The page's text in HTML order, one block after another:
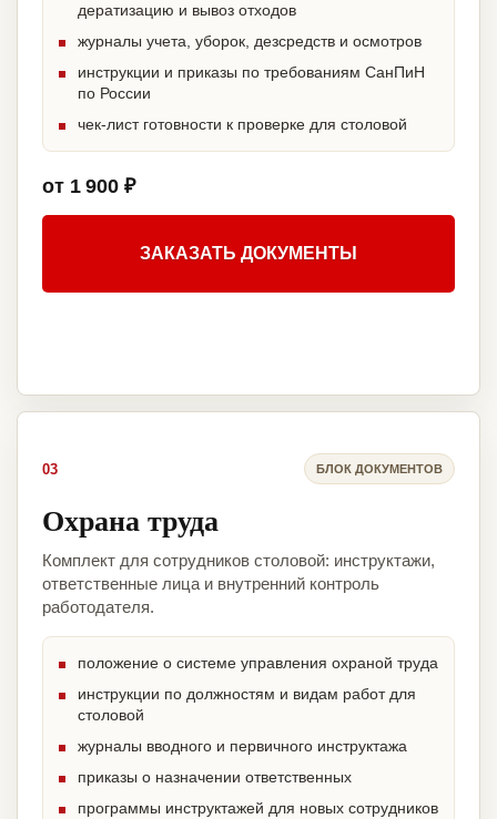
дератизацию и вывоз отходов
журналы учета, уборок, дезсредств и осмотров
инструкции и приказы по требованиям СанПиН
по России
чек-лист готовности к проверке для столовой
от 1 900 ₽
ЗАКАЗАТЬ ДОКУМЕНТЫ
03 БЛОК ДОКУМЕНТОВ
Охрана труда
Комплект для сотрудников столовой: инструктажи,
ответственные лица и внутренний контроль
работодателя.
положение о системе управления охраной труда
инструкции по должностям и видам работ для
столовой
журналы вводного и первичного инструктажа
приказы о назначении ответственных
программы инструктажей для новых сотрудников